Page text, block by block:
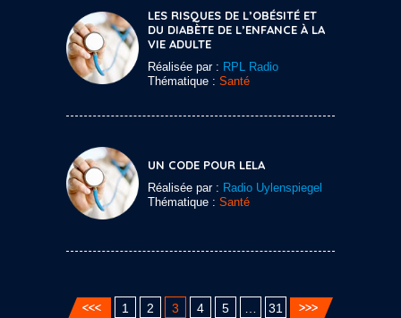
LES RISQUES DE L’OBÉSITÉ ET
DU DIABÈTE DE L’ENFANCE À LA
VIE ADULTE
Réalisée par : RPL Radio
Thématique : Santé
UN CODE POUR LELA
Réalisée par : Radio Uylenspiegel
Thématique : Santé
1 2 3 4 5 31